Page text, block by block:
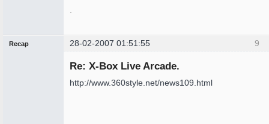
9
Recap 28-02-2007 01:51:55
Re: X-Box Live Arcade.
http://www.360style.net/news109.html